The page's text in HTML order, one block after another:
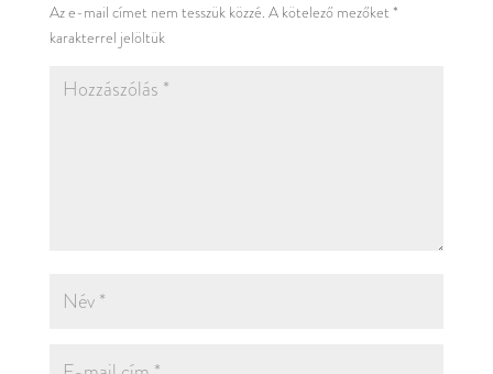
Az e-mail címet nem tesszük közzé. A kötelező mezőket *
karakterrel jelöltük